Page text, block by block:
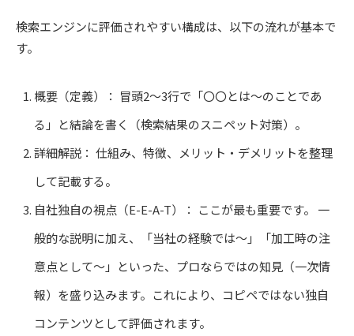
検索エンジンに評価されやすい構成は、以下の流れが基本で
す。
概要（定義）： 冒頭2〜3行で「〇〇とは〜のことであ
る」と結論を書く（検索結果のスニペット対策）。
詳細解説： 仕組み、特徴、メリット・デメリットを整理
して記載する。
自社独自の視点（E-E-A-T）： ここが最も重要です。 一
般的な説明に加え、「当社の経験では〜」「加工時の注
意点として〜」といった、プロならではの知見（一次情
報）を盛り込みます。これにより、コピペではない独自
コンテンツとして評価されます。